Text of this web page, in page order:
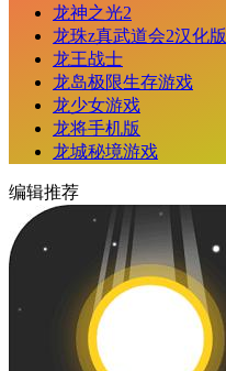
龙神之光2
龙珠z真武道会2汉化版
龙王战士
龙岛极限生存游戏
龙少女游戏
龙将手机版
龙城秘境游戏
编辑推荐